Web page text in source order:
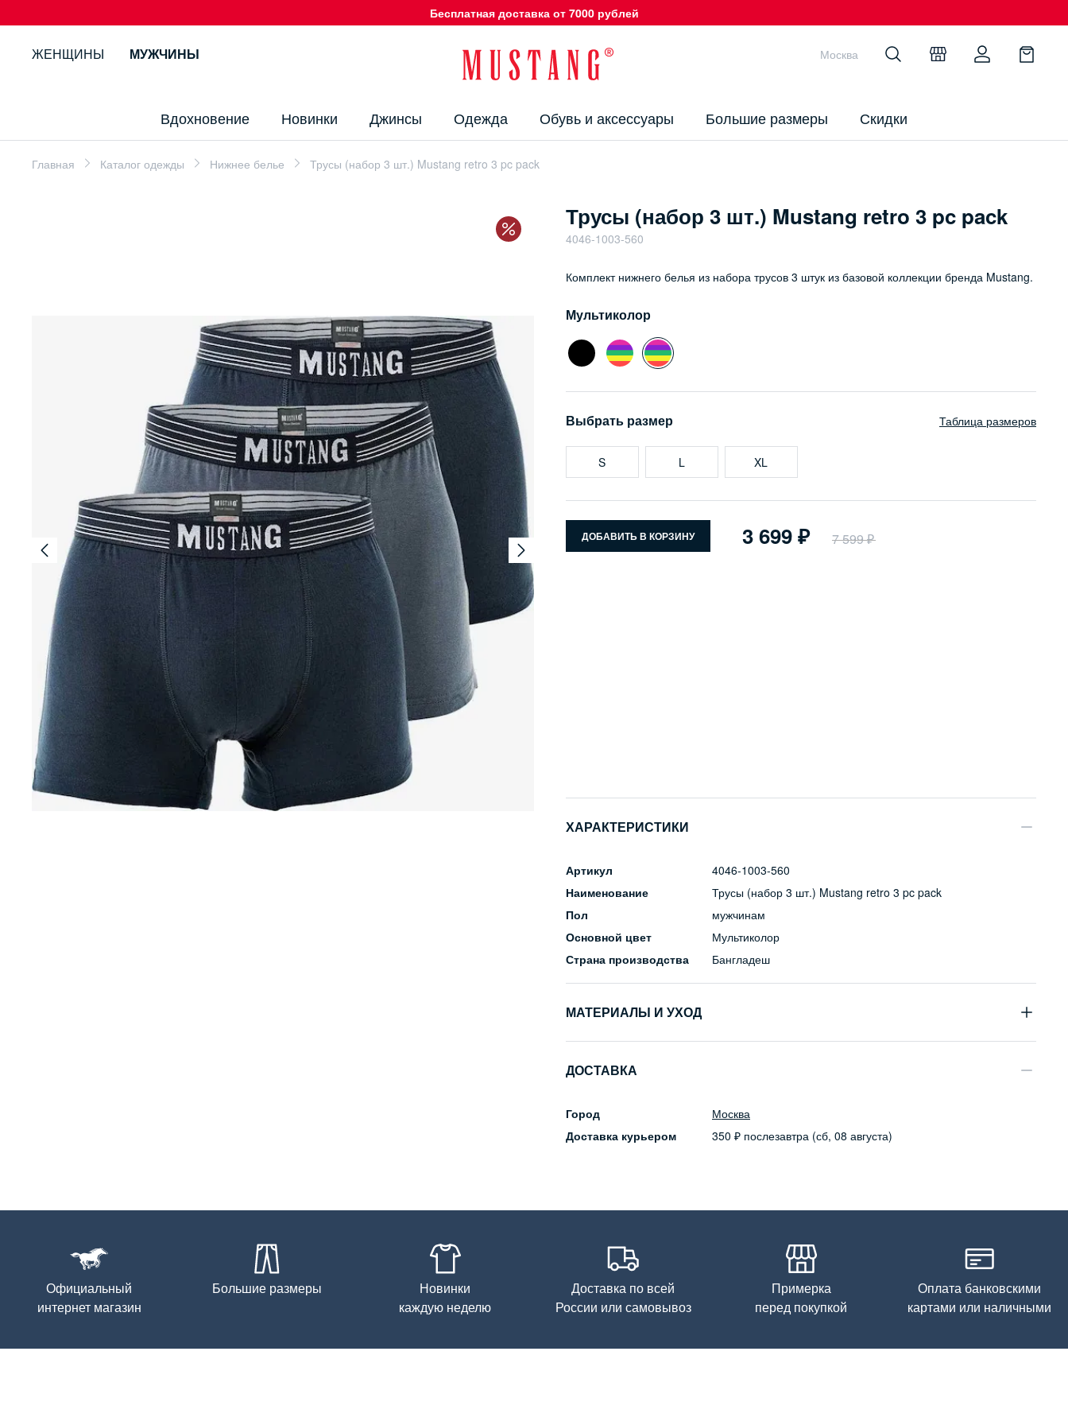
Бесплатная доставка от 7000 рублей
ЖЕНЩИНЫ МУЖЧИНЫ
Вдохновение Новинки Джинсы Одежда Обувь и аксессуары Большие размеры Скидки
Москва
Главная Каталог одежды Нижнее белье Трусы (набор 3 шт.) Mustang retro 3 pc pack
Трусы (набор 3 шт.) Mustang retro 3 pc pack
4046-1003-560
Комплект нижнего белья из набора трусов 3 штук из базовой коллекции бренда Mustang.
Мультиколор
Выбрать размер Таблица размеров
S L XL
ДОБАВИТЬ В КОРЗИНУ 3 699 7 599
ХАРАКТЕРИСТИКИ
Артикул
4046-1003-560
Наименование
Трусы (набор 3 шт.) Mustang retro 3 pc pack
Пол
мужчинам
Основной цвет
Мультиколор
Страна производства
Бангладеш
МАТЕРИАЛЫ И УХОД
ДОСТАВКА
Город
Москва
Доставка курьером
350 ₽ послезавтра (сб, 08 августа)
Официальный
интернет магазин
Большие размеры
Новинки
каждую неделю
Доставка по всей
России или самовывоз
Примерка
перед покупкой
Оплата банковскими
картами или наличными